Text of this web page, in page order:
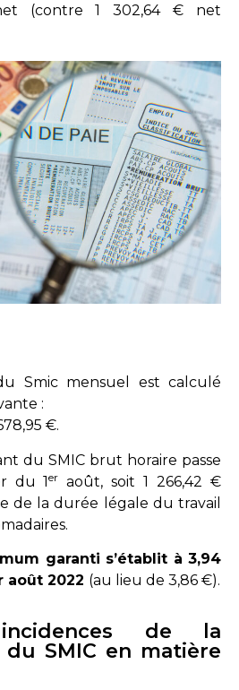
(contre 1 302,64 € net
Smic mensuel est calculé
:
€.
du SMIC brut horaire passe
du 1er août, soit 1 266,42 €
de la durée légale du travail
garanti s’établit à 3,94
août 2022 (au lieu de 3,86 €).
incidences de la
SMIC en matière